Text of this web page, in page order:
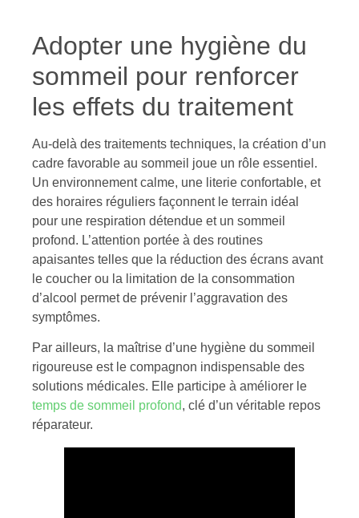
Adopter une hygiène du
sommeil pour renforcer
les effets du traitement
Au-delà des traitements techniques, la création d’un
cadre favorable au sommeil joue un rôle essentiel.
Un environnement calme, une literie confortable, et
des horaires réguliers façonnent le terrain idéal
pour une respiration détendue et un sommeil
profond. L’attention portée à des routines
apaisantes telles que la réduction des écrans avant
le coucher ou la limitation de la consommation
d’alcool permet de prévenir l’aggravation des
symptômes.
Par ailleurs, la maîtrise d’une hygiène du sommeil
rigoureuse est le compagnon indispensable des
solutions médicales. Elle participe à améliorer le
temps de sommeil profond, clé d’un véritable repos
réparateur.